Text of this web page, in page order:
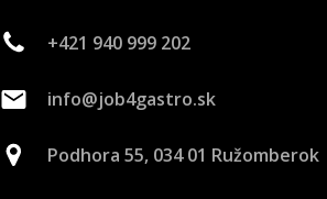
+421 940 999 202
info@job4gastro.sk
Podhora 55, 034 01 Ružomberok